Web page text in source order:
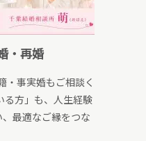
・再婚
・事実婚もご相談く
る方」も、人生経験
最適なご縁をつな